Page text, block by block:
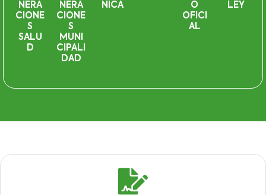
NERA
CIONE
S
SALU
D
NERA
CIONE
S
MUNI
CIPALI
DAD
NICA
O
OFICI
AL
LEY